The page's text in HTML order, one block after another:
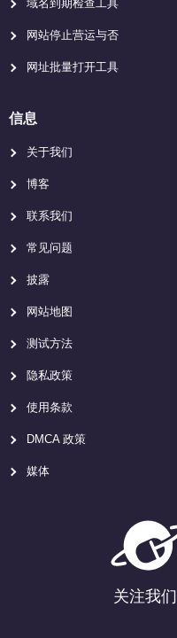
域名到期检查工具
网站停止营运与否
网址批量打开工具
信息
关于我们
博客
联系我们
常见问题
披露
网站地图
测试方法
隐私政策
使用条款
DMCA 政策
媒体
关注我们